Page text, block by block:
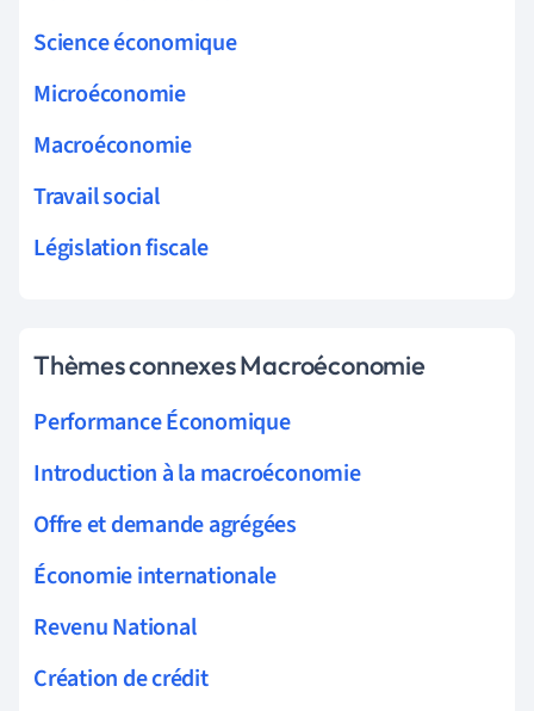
Science économique
Microéconomie
Macroéconomie
Travail social
Législation fiscale
Thèmes connexes Macroéconomie
Performance Économique
Introduction à la macroéconomie
Offre et demande agrégées
Économie internationale
Revenu National
Création de crédit